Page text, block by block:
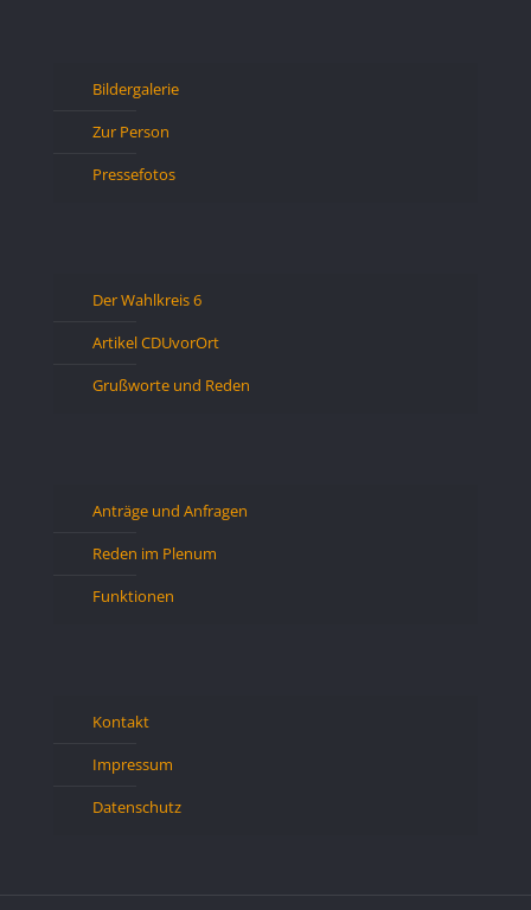
Bildergalerie
Zur Person
Pressefotos
Der Wahlkreis 6
Artikel CDUvorOrt
Grußworte und Reden
Anträge und Anfragen
Reden im Plenum
Funktionen
Kontakt
Impressum
Datenschutz